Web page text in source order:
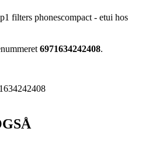
filters phonescompact - etui hos
6971634242408.